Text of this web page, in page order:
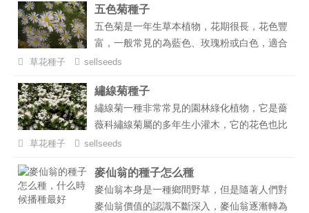
什么需要注意的事項呢？下面小編就來給大家
介紹一下果嶺草種植方法以及注意要點。...
五色菊種子
五色菊是一年生草本植物，花期很長，花色豐
富，一般常見的為藍色、玫瑰粉或白色，適合
生長在干燥有充足陽光照射環境。原產于澳大
草花種子 sellseeds
繡線菊種子
繡線菊一種非常常見的園林綠化植物，它是薔
薇科繡線菊屬的多年生小灌木，它的花色也比
較的多，有白黃粉等色，而且它的適應性強，
快，是公園、小區、道路綠化帶用來綠化點綴
的常用植物。...
草花種子 sellseeds
麥仙翁的種子怎么種
麥仙翁本身是一種鄉間野草，但是隨著人們對
麥仙翁價值的認識不斷深入，麥仙翁逐漸轉為